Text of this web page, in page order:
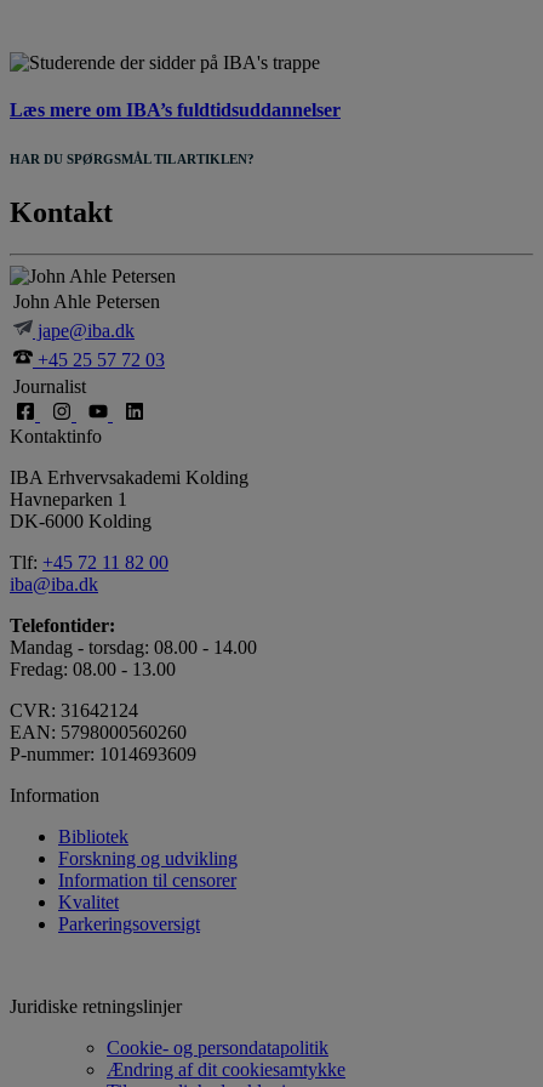
Læs mere om IBA’s fuldtidsuddannelser
HAR DU SPØRGSMÅL TIL ARTIKLEN?
Kontakt
John Ahle Petersen
jape@iba.dk
+45 25 57 72 03
Journalist
Kontaktinfo
IBA Erhvervsakademi Kolding
Havneparken 1
DK-6000 Kolding
Tlf: +45 72 11 82 00
iba@iba.dk
Telefontider:
Mandag - torsdag: 08.00 - 14.00
Fredag: 08.00 - 13.00
CVR: 31642124
EAN: 5798000560260
P-nummer: 1014693609
Information
Bibliotek
Forskning og udvikling
Information til censorer
Kvalitet
Parkeringsoversigt
Juridiske retningslinjer
Cookie- og persondatapolitik
Ændring af dit cookiesamtykke